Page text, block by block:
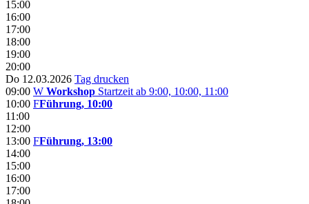
15:00
16:00
17:00
18:00
19:00
20:00
Do 12.03.2026 Tag drucken
09:00 W Workshop Startzeit ab 9:00, 10:00, 11:00
10:00 FFührung, 10:00
11:00
12:00
13:00 FFührung, 13:00
14:00
15:00
16:00
17:00